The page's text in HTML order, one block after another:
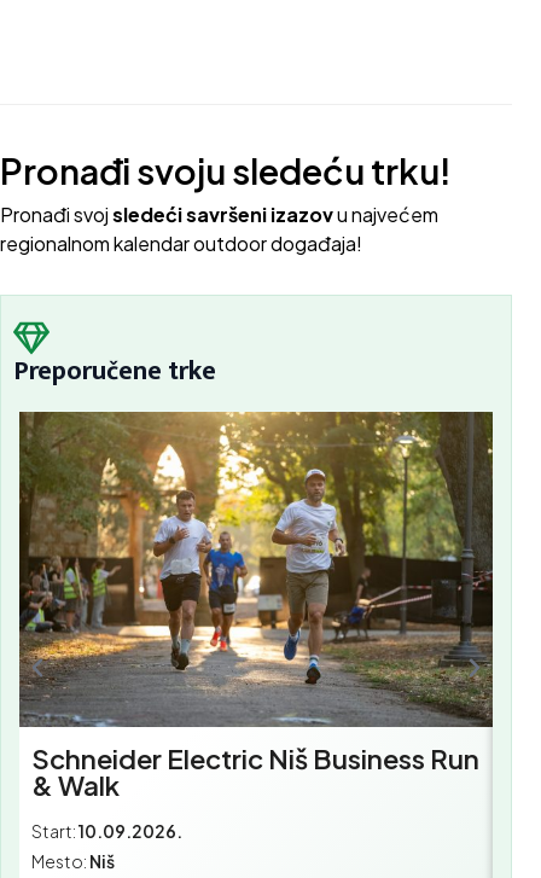
Pronađi svoju sledeću trku!
Pronađi svojsledeći savršeni izazovu najvećem
regionalnom kalendar outdoor događaja!
Preporučene trke
Schneider Electric Niš Business Run
& Walk
Start:10.09.2026.
Mesto: Niš